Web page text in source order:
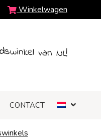
Winkelwagen
van NL!
CONTACT